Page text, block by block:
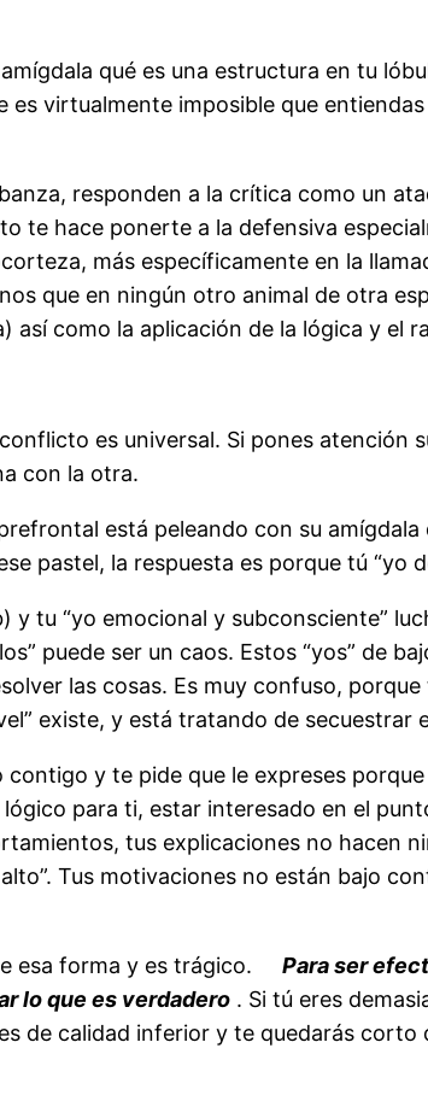
qué es una estructura en tu
virtualmente imposible que
responden a la crítica como un
te hace ponerte a la defensiva
más específicamente en la
que en ningún otro animal de otra
así como la aplicación de la lógica y el
es universal. Si pones
con la otra.
está peleando con su amígdala
pastel, la respuesta es porque tú “yo
tu “yo emocional y subconsciente”
puede ser un caos. Estos “yos” de
las cosas. Es muy confuso,
existe, y está tratando de
y te pide que le expreses
para ti, estar interesado en el
tus explicaciones no hacen
Tus motivaciones no están bajo
esa forma y es trágico.
Para ser
lo que es verdadero . Si tú eres
de calidad inferior y te quedarás corto